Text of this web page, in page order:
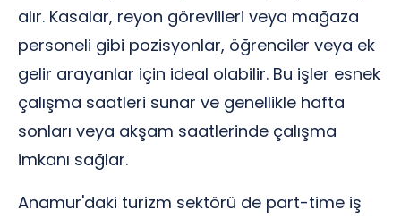
alır. Kasalar, reyon görevlileri veya mağaza
personeli gibi pozisyonlar, öğrenciler veya ek
gelir arayanlar için ideal olabilir. Bu işler esnek
çalışma saatleri sunar ve genellikle hafta
sonları veya akşam saatlerinde çalışma
imkanı sağlar.
Anamur'daki turizm sektörü de part-time iş